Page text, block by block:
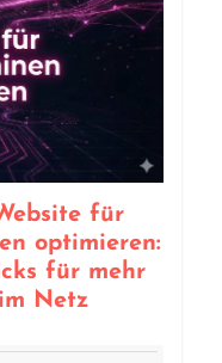
für
optimieren:
für mehr
Netz